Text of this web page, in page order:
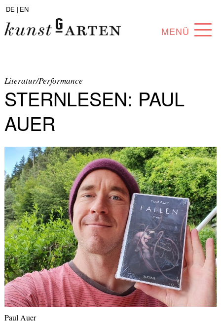
DE | EN
MENÜ
SAMMLUNG
PARTNER*INNEN
ANGEBOTE
Literatur/Performance
STERNLESEN: PAUL
AUER
Paul Auer